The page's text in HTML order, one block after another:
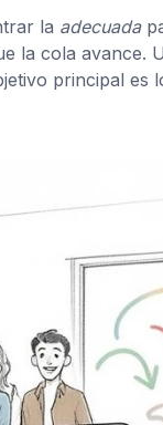
la adecuada
la cola avance.
principal es